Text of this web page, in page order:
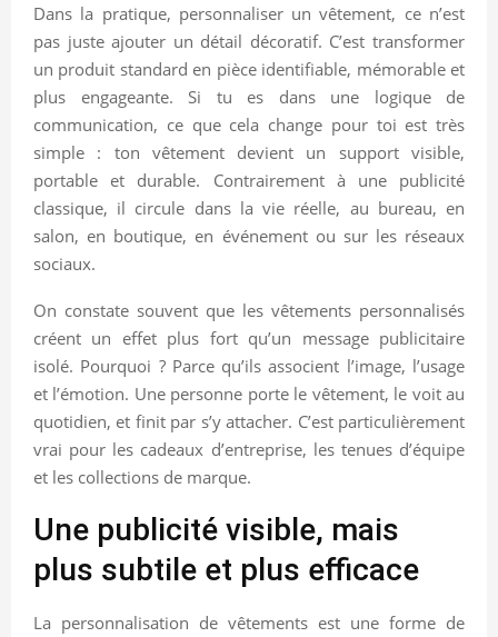
Dans la pratique, personnaliser un vêtement, ce n’est
pas juste ajouter un détail décoratif. C’est transformer
un produit standard en pièce identifiable, mémorable et
plus engageante. Si tu es dans une logique de
communication, ce que cela change pour toi est très
simple : ton vêtement devient un support visible,
portable et durable. Contrairement à une publicité
classique, il circule dans la vie réelle, au bureau, en
salon, en boutique, en événement ou sur les réseaux
sociaux.
On constate souvent que les vêtements personnalisés
créent un effet plus fort qu’un message publicitaire
isolé. Pourquoi ? Parce qu’ils associent l’image, l’usage
et l’émotion. Une personne porte le vêtement, le voit au
quotidien, et finit par s’y attacher. C’est particulièrement
vrai pour les cadeaux d’entreprise, les tenues d’équipe
et les collections de marque.
Une publicité visible, mais
plus subtile et plus efficace
La personnalisation de vêtements est une forme de